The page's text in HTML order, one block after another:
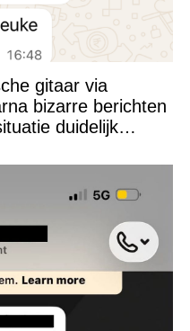
gitaar via
bizarre berichten
duidelijk